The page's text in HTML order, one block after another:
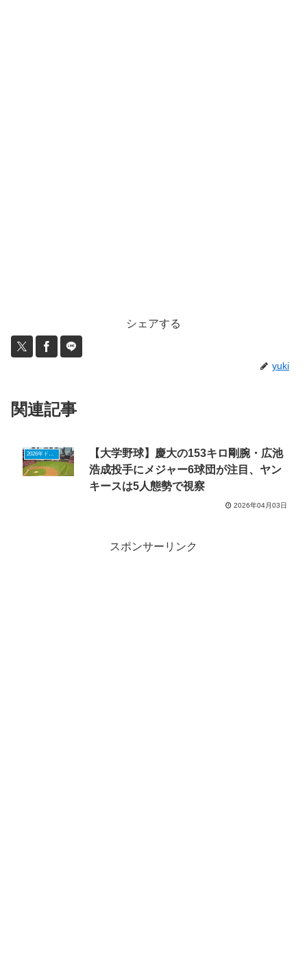
シェアする
yuki
関連記事
【大学野球】慶大の153キロ剛腕・広池
浩成投手にメジャー6球団が注目、ヤン
キースは5人態勢で視察
2026年04月03日
スポンサーリンク